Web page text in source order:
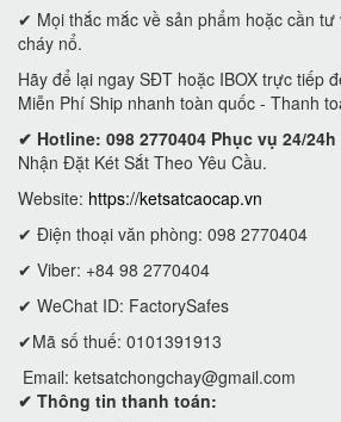
✔ Mọi thắc mắc về sản phẩm hoặc cần tư
cháy nổ.
Hãy để lại ngay SĐT hoặc IBOX trực tiếp
Miễn Phí Ship nhanh toàn quốc - Thanh
✔ Hotline: 098 2770404 Phục vụ 24/24h
Nhận Đặt Két Sắt Theo Yêu Cầu.
Website: https://ketsatcaocap.vn
✔ Điện thoại văn phòng: 098 2770404
✔ Viber: +84 98 2770404
✔ WeChat ID: FactorySafes
✔Mã số thuế: 0101391913
Email: ketsatchongchay@gmail.com
✔ Thông tin thanh toán: